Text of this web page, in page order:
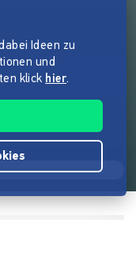
Ideen zu
und
klick hier.